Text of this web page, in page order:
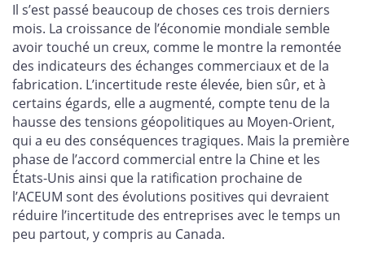
Il s’est passé beaucoup de choses ces trois derniers
mois. La croissance de l’économie mondiale semble
avoir touché un creux, comme le montre la remontée
des indicateurs des échanges commerciaux et de la
fabrication. L’incertitude reste élevée, bien sûr, et à
certains égards, elle a augmenté, compte tenu de la
hausse des tensions géopolitiques au Moyen-Orient,
qui a eu des conséquences tragiques. Mais la première
phase de l’accord commercial entre la Chine et les
États-Unis ainsi que la ratification prochaine de
l’ACEUM sont des évolutions positives qui devraient
réduire l’incertitude des entreprises avec le temps un
peu partout, y compris au Canada.